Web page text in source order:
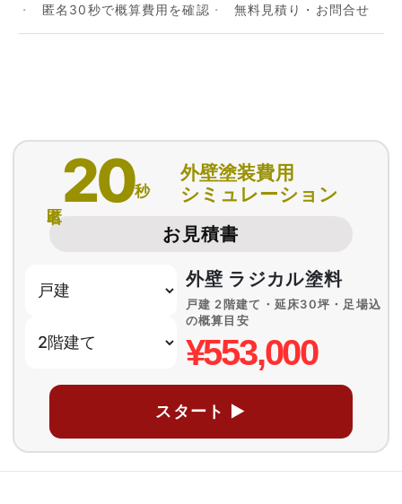
匿名30秒で概算費用を確認
無料見積り・お問合せ
20秒
外壁塗装費用
シミュレーション
お見積書
外壁 ラジカル塗料
戸建 2階建て・延床30坪・足場込
の概算目安
¥553,000
スタート ▶